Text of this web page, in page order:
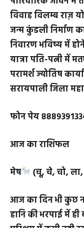
पंडित भूपेंद्र श्रीधर
हस्तरेखा वास्तु
पारिवारिक जीवन में
विवाह विलम्ब राज़
जन्म कुंडली निर्माण
निवारण भविष्य में
यात्रा पति-पत्नी में
परामर्श ज्योतिष
आज का राशिफल
मेष (चू, चे, चो,